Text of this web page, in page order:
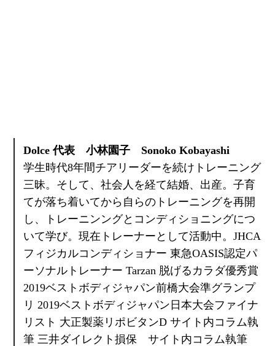
Dolce 代表 小林園子 Sonoko Kobayashi
学生時代8年間チアリーダーを続けトレーニング
三昧。そして、社会人を経て結婚、出産。子育
てが落ち着いてから自らのトレーニングを再開
し、トレーニンングとコンディショニングにつ
いて学び。現在トレーナーとして活動中。JHCA
フィジカルコンディショナー 東急OASIS認定パ
ーソナルトレーナー Tarzan 脱げるカラダ優秀賞
2019ベストボディジャパン前橋大会準グランプ
リ 2019ベストボディジャパン日本大会ファイナ
リスト 大正製薬リポビタンD サイト内コラム執
筆 三井ダイレクト損保 サイト内コラム執筆